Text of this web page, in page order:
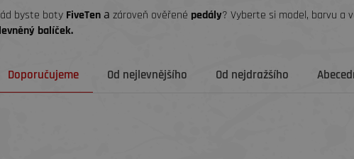
byste boty FiveTen a zároveň ověřené pedály? Vyberte si model, barvu a
balíček.
Doporučujeme Od nejlevnějšího Od nejdražšího